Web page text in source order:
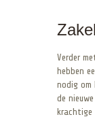
Verder
hebben
nodig om
de
krachtige